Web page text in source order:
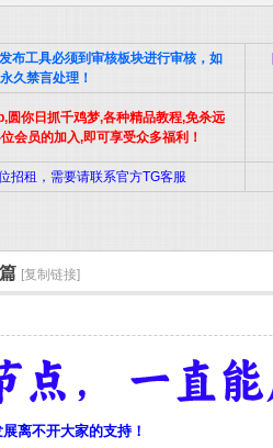
布工具必须到审核板块进行审核，如
久禁言处理！
圆你日抓千鸡梦,各种精品教程,免杀远
会员的加入,即可享受众多福利！
招租，需要请联系官方TG客服
[复制链接]
离不开大家的支持！